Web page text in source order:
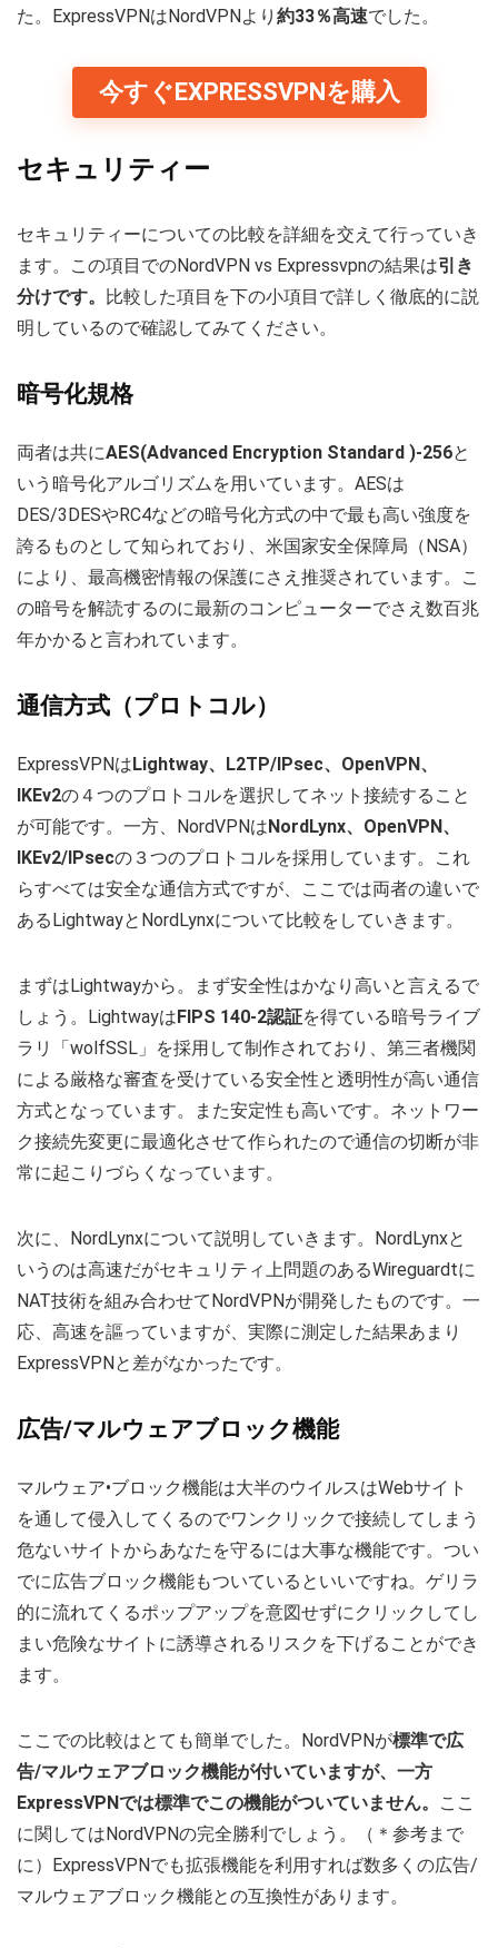
た。ExpressVPNはNordVPNより 約33％高速でした。
今すぐEXPRESSVPNを購入
セキュリティー
セキュリティーについての比較を詳細を交えて行っていき
ます。この項目でのNordVPN vs Expressvpnの結果は引き
分けです。
比較した項目を下の小項目で詳しく徹底的に説
明しているので確認してみてください。
暗号化規格
両者は共にAES(Advanced Encryption Standard )-256と
いう暗号化アルゴリズムを用いています。AESは
DES/3DESやRC4などの暗号化方式の中で最も高い強度を
誇るものとして知られており、米国家安全保障局（NSA）
により、最高機密情報の保護にさえ推奨されています。こ
の暗号を解読するのに最新のコンピューターでさえ数百兆
年かかると言われています。
通信方式（プロトコル）
ExpressVPNは Lightway、L2TP/IPsec、OpenVPN、
IKEv2の４つのプロトコルを選択してネット接続すること
が可能です。一方、NordVPNは NordLynx、OpenVPN、
IKEv2/IPsecの３つのプロトコルを採用しています。これ
らすべては安全な通信方式ですが、ここでは両者の違いで
あるLightwayとNordLynxについて比較をしていきます。
まずはLightwayから。まず安全性はかなり高いと言えるで
しょう。Lightwayは FIPS 140-2認証を得ている暗号ライブ
ラリ「wolfSSL」を採用して制作されており、第三者機関
による厳格な審査を受けている安全性と透明性が高い通信
方式となっています。また安定性も高いです。ネットワー
ク接続先変更に最適化させて作られたので通信の切断が非
常に起こりづらくなっています。
次に、NordLynxについて説明していきます。NordLynxと
いうのは高速だがセキュリティ上問題のあるWireguardtに
NAT技術を組み合わせてNordVPNが開発したものです。一
応、高速を謳っていますが、実際に測定した結果あまり
ExpressVPNと差がなかったです。
広告/マルウェアブロック機能
マルウェア•ブロック機能は大半のウイルスはWebサイト
を通して侵入してくるのでワンクリックで接続してしまう
危ないサイトからあなたを守るには大事な機能です。つい
でに広告ブロック機能もついているといいですね。ゲリラ
的に流れてくるポップアップを意図せずにクリックしてし
まい危険なサイトに誘導されるリスクを下げることができ
ます。
ここでの比較はとても簡単でした。NordVPNが標準で広
告/マルウェアブロック機能が付いていますが、一方
ExpressVPNでは標準でこの機能がついていません。
ここ
に関してはNordVPNの完全勝利でしょう。（＊参考まで
に）ExpressVPNでも拡張機能を利用すれば数多くの広告/
マルウェアブロック機能との互換性があります。